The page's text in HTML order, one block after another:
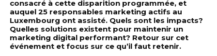
consacré à cette disparition programmée, et
auquel 25 responsables marketing actifs au
Luxembourg ont assisté. Quels sont les impacts?
Quelles solutions existent pour maintenir un
marketing digital performant? Retour sur cet
événement et focus sur ce qu’il faut retenir.